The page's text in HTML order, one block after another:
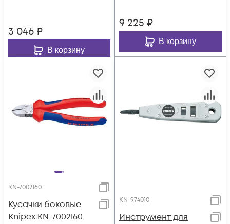
3 046 ₽
В корзину
9 225 ₽
В корзину
KN-7002160
Кусачки боковые
Knipex KN-7002160
KN-974010
Инструмент для